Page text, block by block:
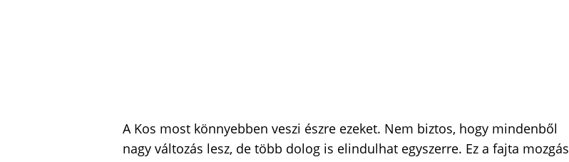
A Kos most könnyebben veszi észre ezeket. Nem biztos, hogy mindenből
nagy változás lesz, de több dolog is elindulhat egyszerre. Ez a fajta mozgás